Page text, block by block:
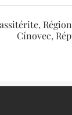
Cínovec,